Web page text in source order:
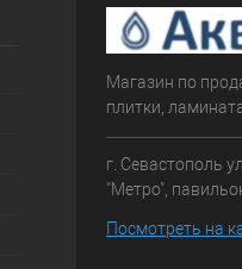
Магазин по
плитки,
г. Севастополь
"Метро",
Посмотреть на